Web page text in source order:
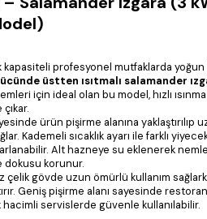
kapasiteli profesyonel mutfaklarda
üstten ısıtmalı salamander
için ideal olan bu model, hızlı
ürün pişirme alanına yaklaştırılıp
Kademeli sıcaklık ayarı ile farklı
Alt hazneye su eklenerek
korunur.
çelik gövde uzun ömürlü kullanım
Geniş pişirme alanı sayesinde
servislerde güvenle kullanılabilir.